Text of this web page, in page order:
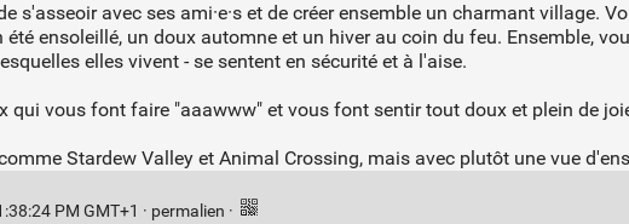
s'asseoir avec ses ami·e·s et de créer ensemble un charmant village.
été ensoleillé, un doux automne et un hiver au coin du feu. Ensemble,
elles vivent - se sentent en sécurité et à l'aise.
qui vous font faire "aaawww" et vous font sentir tout doux et plein de
Stardew Valley et Animal Crossing, mais avec plutôt une vue
PM GMT+1 · permalien ·